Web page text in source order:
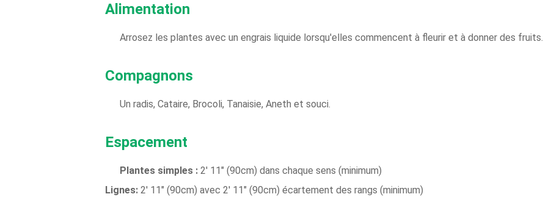
Alimentation
Arrosez les plantes avec un engrais liquide lorsqu'elles commencent à fleurir et à donner des fruits.
Compagnons
Un radis, Cataire, Brocoli, Tanaisie, Aneth et souci.
Espacement
Plantes simples : 2' 11" (90cm) dans chaque sens (minimum)
Lignes: 2' 11" (90cm) avec 2' 11" (90cm) écartement des rangs (minimum)